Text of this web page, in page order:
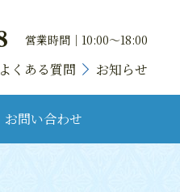
営業時間｜10:00～18:00
よくある質問 お知らせ
お問い合わせ